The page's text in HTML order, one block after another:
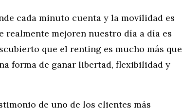
cada minuto cuenta y la movilidad es
realmente mejoren nuestro día a día es
que el renting es mucho más que
forma de ganar libertad, flexibilidad y
de uno de los clientes más